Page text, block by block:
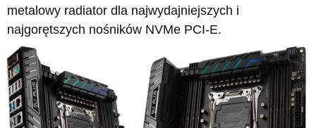
metalowy radiator dla najwydajniejszych i
najgorętszych nośników NVMe PCI-E.